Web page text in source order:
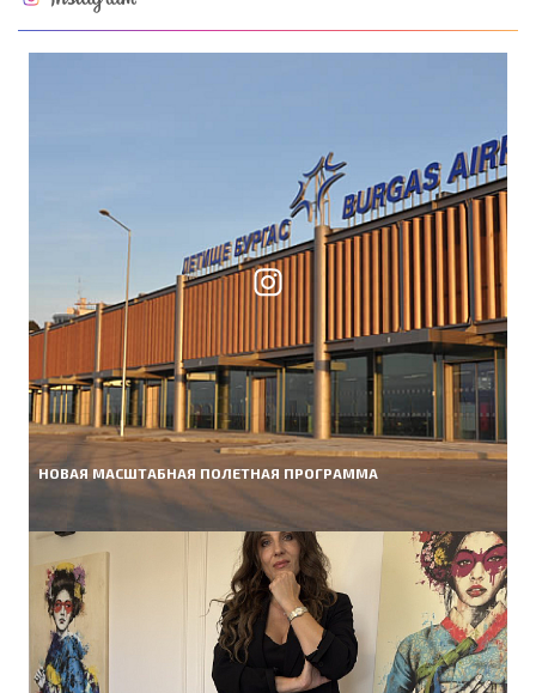
НОВАЯ МАСШТАБНАЯ ПОЛЕТНАЯ ПРОГРАММА